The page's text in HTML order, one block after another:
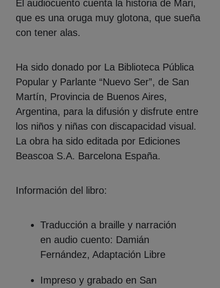
El audiocuento cuenta la historia de Mari,
que es una oruga muy glotona, que sueña
con tener alas.
Ha sido donado por La Biblioteca Pública
Popular y Parlante “Nuevo Ser”, de San
Martín, Provincia de Buenos Aires,
Argentina, para la difusión y disfrute entre
los niños y niñas con discapacidad visual.
La obra ha sido editada por Ediciones
Beascoa S.A. Barcelona España.
Información del libro:
Traducción a braille y narración
en audio cuento: Damián
Fernández, Adaptación Libre
Impreso y grabado en San